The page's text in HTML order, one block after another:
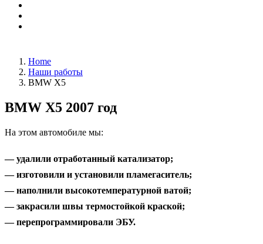
Home
Наши работы
BMW X5
BMW X5 2007 год
На этом автомобиле мы:
— удалили отработанный катализатор;
— изготовили и установили пламегаситель;
— наполнили высокотемпературной ватой;
— закрасили швы термостойкой краской;
— перепрограммировали ЭБУ.